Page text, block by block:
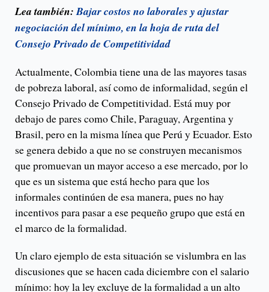
Lea también:Bajar costos no laborales y ajustar
negociación del mínimo, en la hoja de ruta del
Consejo Privado de Competitividad
Actualmente, Colombia tiene una de las mayores tasas
de pobreza laboral, así como de informalidad, según el
Consejo Privado de Competitividad. Está muy por
debajo de pares como Chile, Paraguay, Argentina y
Brasil, pero en la misma línea que Perú y Ecuador. Esto
se genera debido a que no se construyen mecanismos
que promuevan un mayor acceso a ese mercado, por lo
que es un sistema que está hecho para que los
informales continúen de esa manera, pues no hay
incentivos para pasar a ese pequeño grupo que está en
el marco de la formalidad.
Un claro ejemplo de esta situación se vislumbra en las
discusiones que se hacen cada diciembre con el salario
mínimo: hoy la ley excluye de la formalidad a un alto